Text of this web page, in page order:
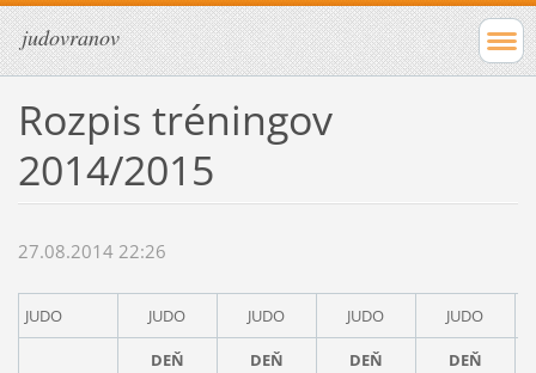
judovranov
Rozpis tréningov
2014/2015
27.08.2014 22:26
JUDO JUDO JUDO JUDO JUDO
DEŇ DEŇ DEŇ DEŇ